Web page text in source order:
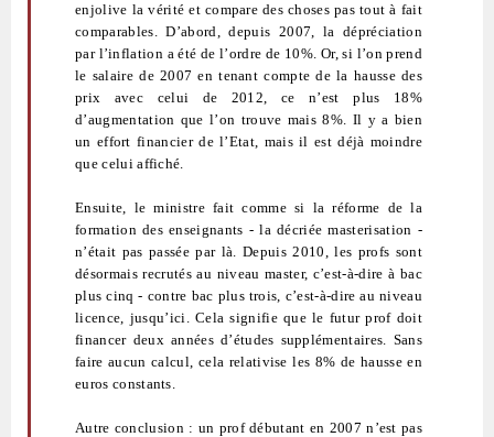
enjolive la vérité et compare des choses pas tout à fait
comparables. D’abord, depuis 2007, la dépréciation
par l’inflation a été de l’ordre de 10%. Or, si l’on prend
le salaire de 2007 en tenant compte de la hausse des
prix avec celui de 2012, ce n’est plus 18%
d’augmentation que l’on trouve mais 8%. Il y a bien
un effort financier de l’Etat, mais il est déjà moindre
que celui affiché.
Ensuite, le ministre fait comme si la réforme de la
formation des enseignants - la décriée masterisation -
n’était pas passée par là. Depuis 2010, les profs sont
désormais recrutés au niveau master, c’est-à-dire à bac
plus cinq - contre bac plus trois, c’est-à-dire au niveau
licence, jusqu’ici. Cela signifie que le futur prof doit
financer deux années d’études supplémentaires. Sans
faire aucun calcul, cela relativise les 8% de hausse en
euros constants.
Autre conclusion : un prof débutant en 2007 n’est pas